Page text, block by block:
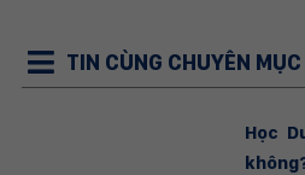
TIN CÙNG CHUYÊN MỤC
Học